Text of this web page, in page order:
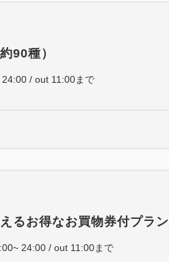
90種）
/ out 11:00まで
るお得なお買物券付プラン
24:00 / out 11:00まで